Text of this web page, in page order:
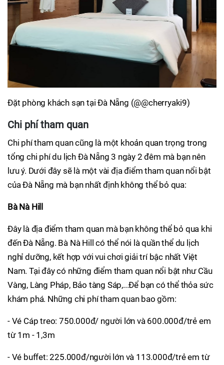
Đặt phòng khách sạn tại Đà Nẵng (@@cherryaki9)
Chi phí tham quan
Chi phí tham quan cũng là một khoản quan trọng trong
tổng chi phí du lịch Đà Nẵng 3 ngày 2 đêm mà bạn nên
lưu ý. Dưới đây sẽ là một vài địa điểm tham quan nổi bật
của Đà Nẵng mà bạn nhất định không thể bỏ qua:
Bà Nà Hill
Đây là địa điểm tham quan mà bạn không thể bỏ qua khi
đến Đà Nẵng. Bà Nà Hill có thể nói là quần thể du lịch
nghỉ dưỡng, kết hợp với vui chơi giải trí bậc nhất Việt
Nam. Tại đây có những điểm tham quan nổi bật như Cầu
Vàng, Làng Pháp, Bảo tàng Sáp,...Để bạn có thể thỏa sức
khám phá. Những chi phí tham quan bao gồm:
- Vé Cáp treo: 750.000đ/ người lớn và 600.000đ/trẻ em
từ 1m - 1,3m
- Vé buffet: 225.000đ/người lớn và 113.000đ/trẻ em từ